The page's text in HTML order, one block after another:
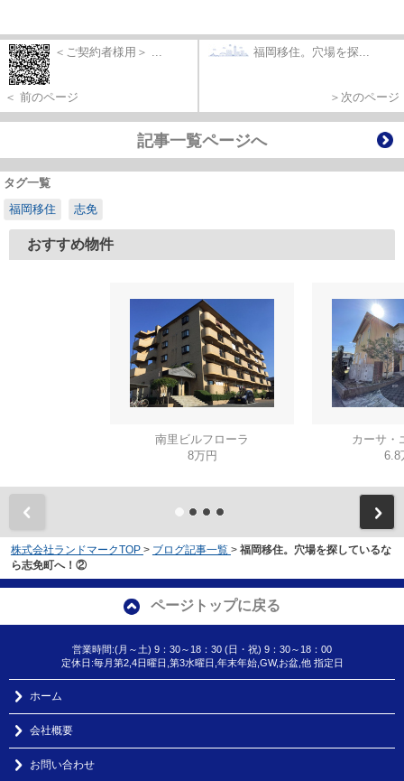
＜ご契約者様用＞ ...
＜ 前のページ
福岡移住。穴場を探...
＞次のページ
記事一覧ページへ
タグ一覧
福岡移住
志免
おすすめ物件
南里ビルフローラ
8万円
カーサ・
6.8
株式会社ランドマークTOP > ブログ記事一覧 > 福岡移住。穴場を探しているな
ら志免町へ！②
ページトップに戻る
営業時間:(月～土) 9：30～18：30 (日・祝) 9：30～18：00
定休日:毎月第2,4日曜日,第3水曜日,年末年始,GW,お盆,他 指定日
ホーム
会社概要
お問い合わせ